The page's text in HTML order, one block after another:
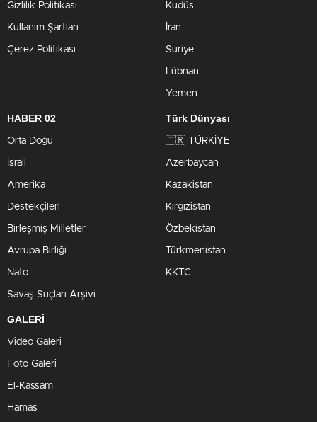
Gizlilik Politikası
Kullanım Şartları
Çerez Politikası
Kudüs
İran
Suriye
Lübnan
Yemen
HABER 02
Orta Doğu
İsrail
Amerika
Destekçileri
Birleşmiş Milletler
Avrupa Birliği
Nato
Savaş Suçları Arşivi
Türk Dünyası
🇹🇷 TÜRKİYE
Azerbaycan
Kazakistan
Kırgızistan
Özbekistan
Türkmenistan
KKTC
GALERİ
Video Galeri
Foto Galeri
El-Kassam
Hamas